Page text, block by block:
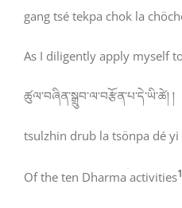
gang tsé tekpa chok la
As I diligently apply myself
ཚུལ་བཞིན་སྒྲུབ་ལ་བརྩོན་པ་དེ་ཡི་ཚེ། །
tsulzhin drub la tsönpa dé yi
Of the ten Dharma activities1